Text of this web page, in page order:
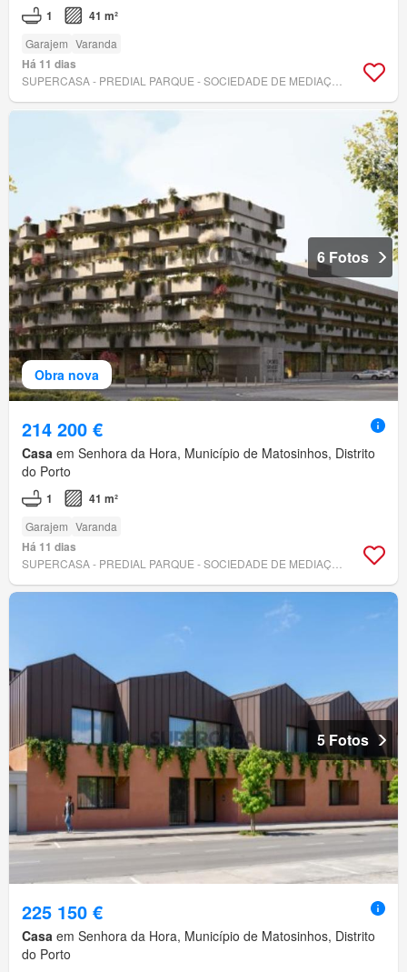
1 41 m²
Garajem Varanda
Há 11 dias
Obra nova
6 Fotos
214 200 €
Casa em Senhora da Hora, Município de Matosinhos, Distrito
do Porto
1 41 m²
Garajem Varanda
Há 11 dias
5 Fotos
225 150 €
Casa em Senhora da Hora, Município de Matosinhos, Distrito
do Porto